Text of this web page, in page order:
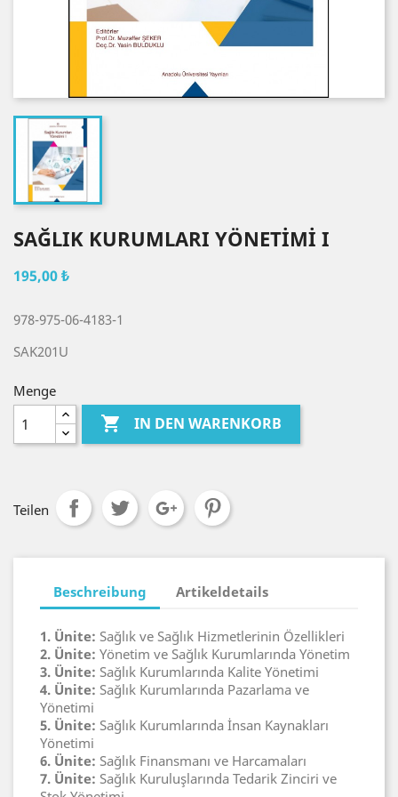
SAĞLIK KURUMLARI YÖNETİMİ I
195,00 ₺
978-975-06-4183-1
SAK201U
Menge
 IN DEN WARENKORB
Teilen
Beschreibung Artikeldetails
1. Ünite: Sağlık ve Sağlık Hizmetlerinin Özellikleri
2. Ünite: Yönetim ve Sağlık Kurumlarında Yönetim
3. Ünite: Sağlık Kurumlarında Kalite Yönetimi
4. Ünite: Sağlık Kurumlarında Pazarlama ve
Yönetimi
5. Ünite: Sağlık Kurumlarında İnsan Kaynakları
Yönetimi
6. Ünite: Sağlık Finansmanı ve Harcamaları
7. Ünite: Sağlık Kuruluşlarında Tedarik Zinciri ve